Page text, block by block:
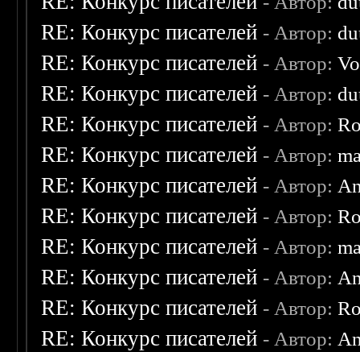
RE: Конкурс писателей - Автор:
RE: Конкурс писателей - Автор:
RE: Конкурс писателей - Автор:
RE: Конкурс писателей - Автор:
RE: Конкурс писателей - Автор:
RE: Конкурс писателей - Автор:
RE: Конкурс писателей - Автор:
RE: Конкурс писателей - Автор:
RE: Конкурс писателей - Автор:
RE: Конкурс писателей - Автор:
RE: Конкурс писателей - Автор: